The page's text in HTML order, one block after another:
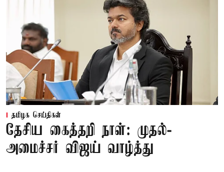
தமிழக செய்திகள்
தேசிய கைத்தறி நாள்: முதல்-
அமைச்சர் விஜய் வாழ்த்து